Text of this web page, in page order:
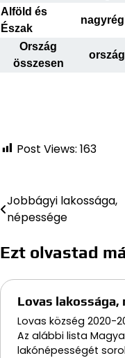
Alföld és
Észak
Ország
összesen
ország
Post Views: 163
Bejegyzés
navigáció
Jobbágyi lakossága,
népessége
Ezt olvastad
Lovas lakossága,
Lovas község 2020-
Az alábbi lista
lakónépességét